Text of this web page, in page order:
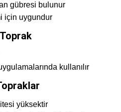
gübresi bulunur
için uygundur
kullanılır
yüksektir